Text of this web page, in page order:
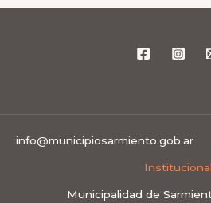
info@municipiosarmiento.gob.ar
Institucional
Municipalidad de